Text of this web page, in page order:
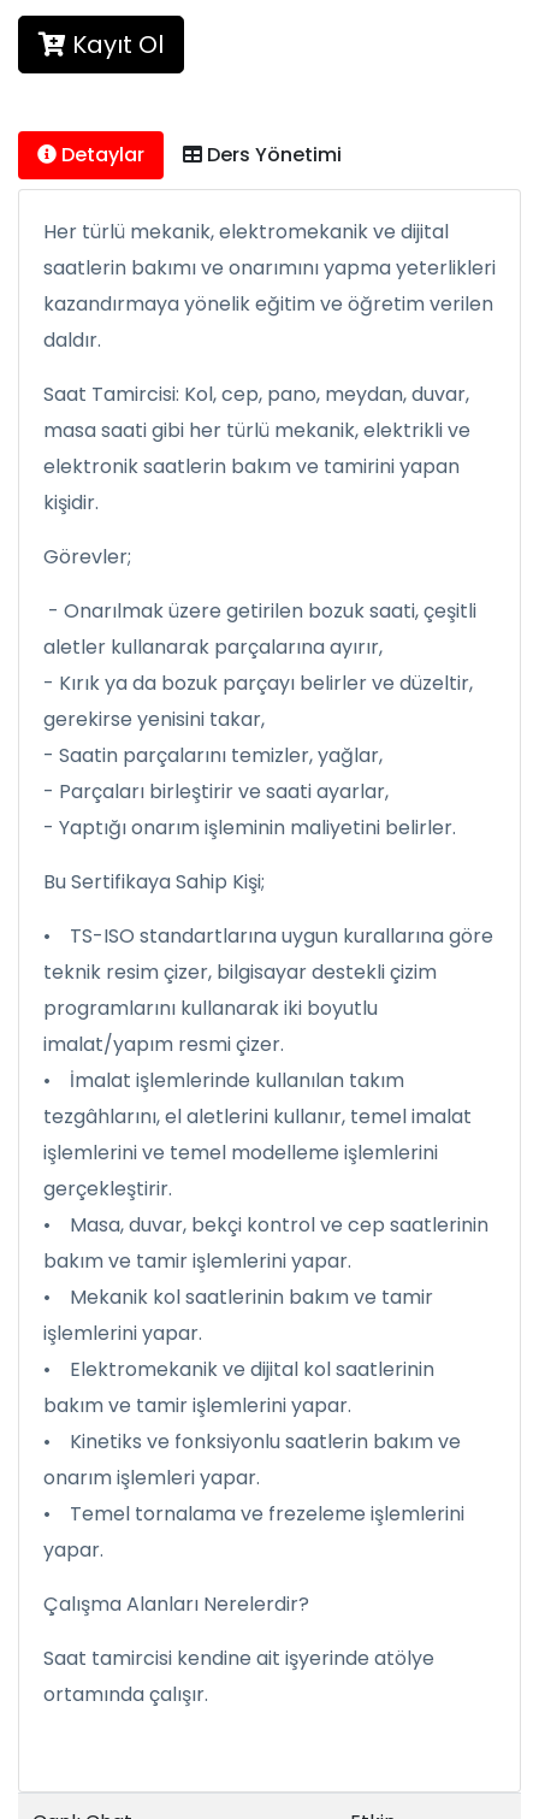
Kayıt Ol
Detaylar Ders Yönetimi
Her türlü mekanik, elektromekanik ve dijital
saatlerin bakımı ve onarımını yapma yeterlikleri
kazandırmaya yönelik eğitim ve öğretim verilen
daldır.
Saat Tamircisi: Kol, cep, pano, meydan, duvar,
masa saati gibi her türlü mekanik, elektrikli ve
elektronik saatlerin bakım ve tamirini yapan
kişidir.
Görevler;
- Onarılmak üzere getirilen bozuk saati, çeşitli
aletler kullanarak parçalarına ayırır,
- Kırık ya da bozuk parçayı belirler ve düzeltir,
gerekirse yenisini takar,
- Saatin parçalarını temizler, yağlar,
- Parçaları birleştirir ve saati ayarlar,
- Yaptığı onarım işleminin maliyetini belirler.
Bu Sertifikaya Sahip Kişi;
• TS-ISO standartlarına uygun kurallarına göre
teknik resim çizer, bilgisayar destekli çizim
programlarını kullanarak iki boyutlu
imalat/yapım resmi çizer.
• İmalat işlemlerinde kullanılan takım
tezgâhlarını, el aletlerini kullanır, temel imalat
işlemlerini ve temel modelleme işlemlerini
gerçekleştirir.
• Masa, duvar, bekçi kontrol ve cep saatlerinin
bakım ve tamir işlemlerini yapar.
• Mekanik kol saatlerinin bakım ve tamir
işlemlerini yapar.
• Elektromekanik ve dijital kol saatlerinin
bakım ve tamir işlemlerini yapar.
• Kinetiks ve fonksiyonlu saatlerin bakım ve
onarım işlemleri yapar.
• Temel tornalama ve frezeleme işlemlerini
yapar.
Çalışma Alanları Nerelerdir?
Saat tamircisi kendine ait işyerinde atölye
ortamında çalışır.